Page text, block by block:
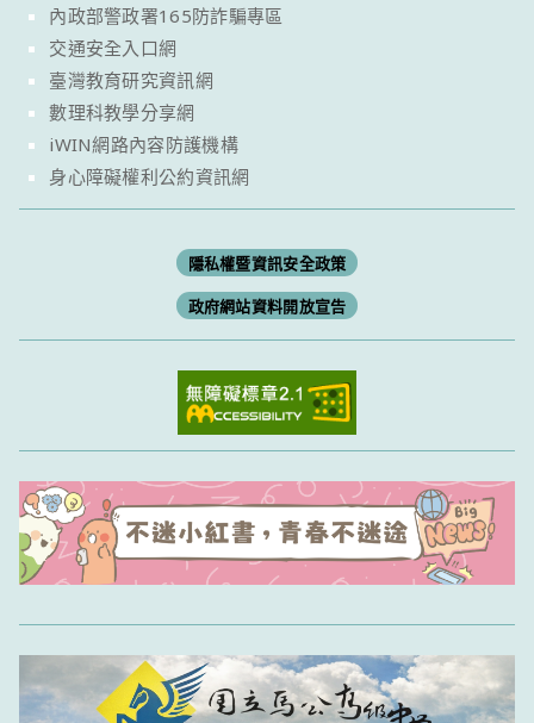
內政部警政署165防詐騙專區
交通安全入口網
臺灣教育研究資訊網
數理科教學分享網
iWIN網路內容防護機構
身心障礙權利公約資訊網
隱私權暨資訊安全政策
政府網站資料開放宣告